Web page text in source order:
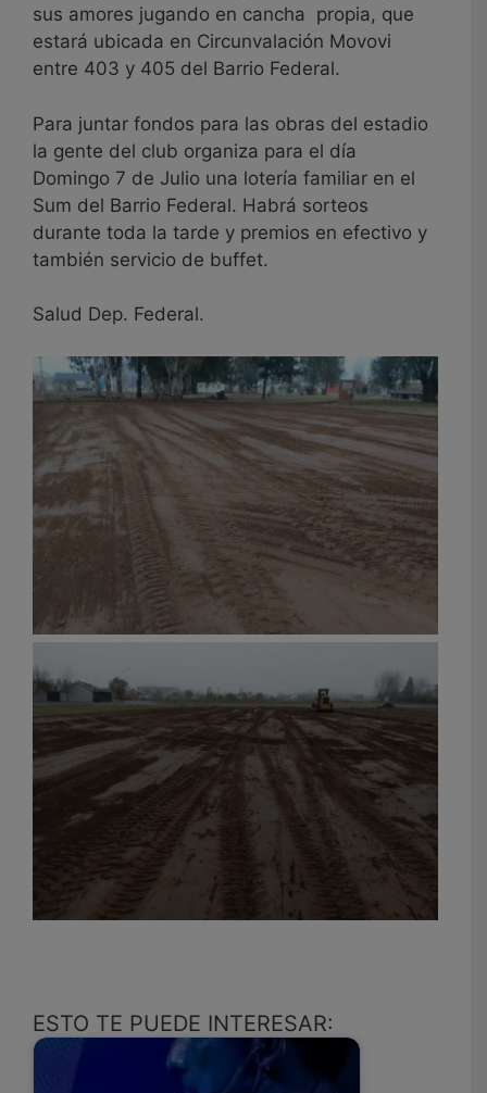
sus amores jugando en cancha propia, que
estará ubicada en Circunvalación Movovi
entre 403 y 405 del Barrio Federal.
Para juntar fondos para las obras del estadio
la gente del club organiza para el día
Domingo 7 de Julio una lotería familiar en el
Sum del Barrio Federal. Habrá sorteos
durante toda la tarde y premios en efectivo y
también servicio de buffet.
Salud Dep. Federal.
ESTO TE PUEDE INTERESAR: